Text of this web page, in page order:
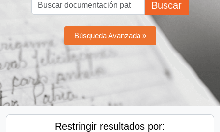
Buscar
Búsqueda Avanzada »
Restringir resultados por: